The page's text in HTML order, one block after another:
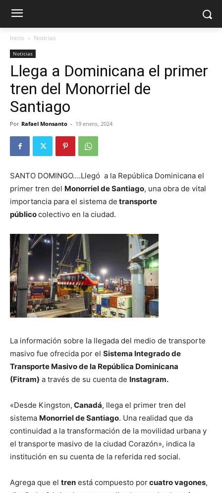
Inicio Noticias
Noticias
Llega a Dominicana el primer
tren del Monorriel de
Santiago
Por Rafael Monsanto - 19 enero, 2024
SANTO DOMINGO….Llegó a la República Dominicana el
primer tren del Monorriel de Santiago, una obra de vital
importancia para el sistema de transporte
públicocolectivo en la ciudad.
La información sobre la llegada del medio de transporte
masivo fue ofrecida por el Sistema Integrado de
Transporte Masivo de la República Dominicana
(Fitram) a través de su cuenta de Instagram.
«Desde Kingston, Canadá, llega el primer tren del
sistema Monorriel de Santiago. Una realidad que da
continuidad a la transformación de la movilidad urbana y
el transporte masivo de la ciudad Corazón», indica la
institución en su cuenta de la referida red social.
Agrega que el tren está compuesto porcuatro vagones,